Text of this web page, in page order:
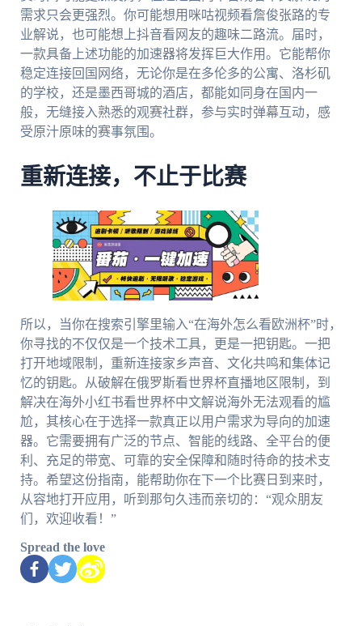
需求只会更强烈。你可能想用咪咕视频看詹俊张路的专
业解说，也可能想上抖音看网友的趣味二路流。届时，
一款具备上述功能的加速器将发挥巨大作用。它能帮你
稳定连接回国网络，无论你是在多伦多的公寓、洛杉矶
的学校，还是墨西哥城的酒店，都能如同身在国内一
般，无缝接入熟悉的观赛社群，参与实时弹幕互动，感
受原汁原味的赛事氛围。
重新连接，不止于比赛
所以，当你在搜索引擎里输入“在海外怎么看欧洲杯”时，
你寻找的不仅仅是一个技术工具，更是一把钥匙。一把
打开地域限制，重新连接家乡声音、文化共鸣和集体记
忆的钥匙。从破解在俄罗斯看世界杯直播地区限制，到
解决在海外小红书看世界杯中文解说海外无法观看的尴
尬，其核心在于选择一款真正以用户需求为导向的加速
器。它需要拥有广泛的节点、智能的线路、全平台的便
利、充足的带宽、可靠的安全保障和随时待命的技术支
持。希望这份指南，能帮助你在下一个比赛日到来时，
从容地打开应用，听到那句久违而亲切的：“观众朋友
们，欢迎收看！”
Spread the love